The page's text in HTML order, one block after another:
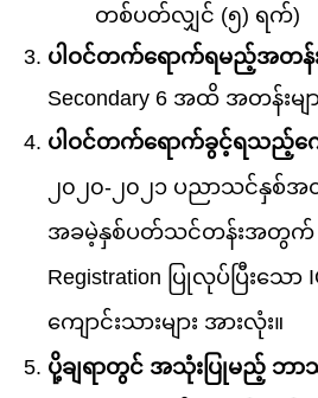
တစ်ပတ်လျှင် (၅) ရက်)
ပါဝင်တက်ရောက်ရမည့်အတန်း
Secondary 6 အထိ အတန်းမျ
ပါဝင်တက်ရောက်ခွင့်ရသည့်ကျေ
၂၀၂၀-၂၀၂၁ ပညာသင်နှစ်
အခမဲ့နှစ်ပတ်သင်တန်းအတွက်
Registration ပြုလုပ်ပြီးသော
ကျောင်းသားများ အားလုံး။
ပို့ချရာတွင် အသုံးပြုမည့် ဘာ